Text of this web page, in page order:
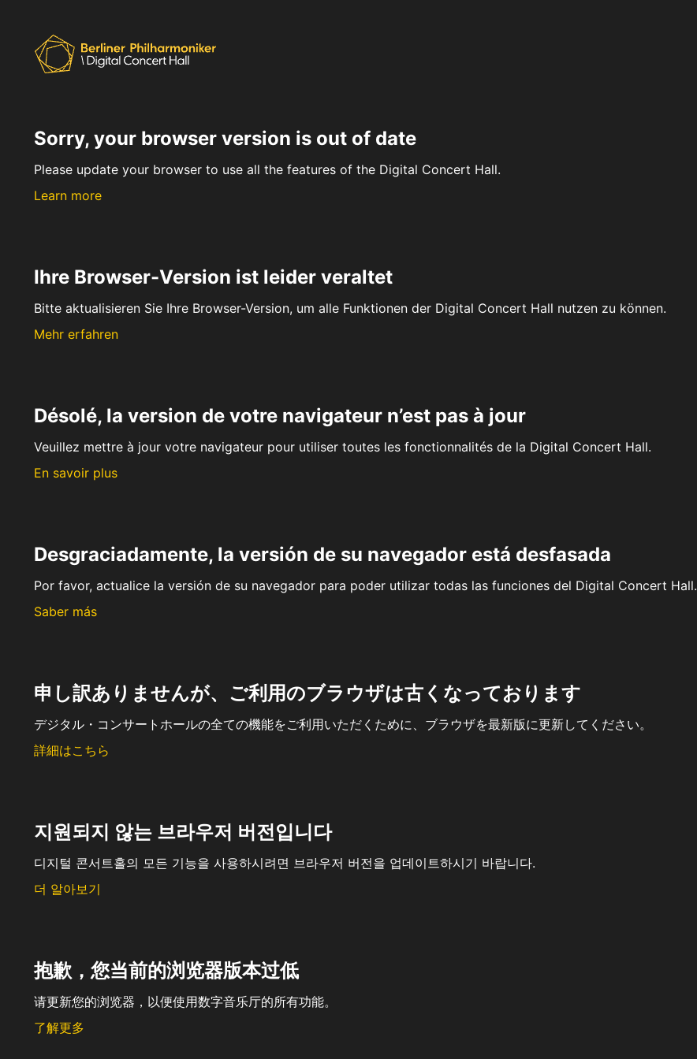
Sorry, your browser version is out of date
Please update your browser to use all the features of the Digital Concert Hall.
Learn more
Ihre Browser-Version ist leider veraltet
Bitte aktualisieren Sie Ihre Browser-Version, um alle Funktionen der Digital Concert Hall nutzen zu können.
Mehr erfahren
Désolé, la version de votre navigateur n’est pas à jour
Veuillez mettre à jour votre navigateur pour utiliser toutes les fonctionnalités de la Digital Concert Hall.
En savoir plus
Desgraciadamente, la versión de su navegador está desfasada
Por favor, actualice la versión de su navegador para poder utilizar todas las funciones del Digital Concert Hall.
Saber más
申し訳ありませんが、ご利用のブラウザは古くなっております
デジタル・コンサートホールの全ての機能をご利用いただくために、ブラウザを最新版に更新してください。
詳細はこちら
지원되지 않는 브라우저 버전입니다
디지털 콘서트홀의 모든 기능을 사용하시려면 브라우저 버전을 업데이트하시기 바랍니다.
더 알아보기
抱歉，您当前的浏览器版本过低
请更新您的浏览器，以便使用数字音乐厅的所有功能。
了解更多